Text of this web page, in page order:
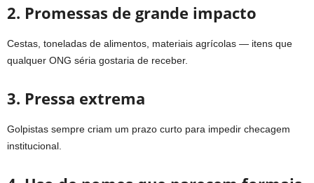
2. Promessas de grande impacto
Cestas, toneladas de alimentos, materiais agrícolas — itens que
qualquer ONG séria gostaria de receber.
3. Pressa extrema
Golpistas sempre criam um prazo curto para impedir checagem
institucional.